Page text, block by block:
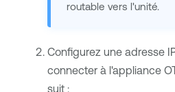
routable vers l'unité.
Configurez une adresse
connecter à l'appliance
suit :